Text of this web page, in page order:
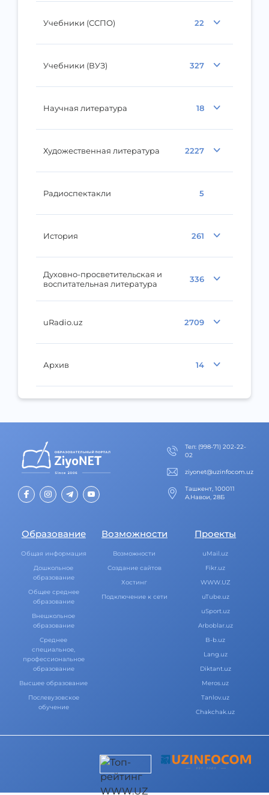
Учебники (ССПО) 22
Учебники (ВУЗ) 327
Научная литература 18
Художественная литература 2227
Радиоспектакли 5
История 261
Духовно-просветительская и
воспитательная литература
336
uRadio.uz 2709
Архив 14
Тел: (998-71) 202-22-
02
ziyonet@uzinfocom.uz
Ташкент, 100011
А.Навои, 28Б
Образование
Общая информация
Дошкольное
образование
Общее среднее
образование
Внешкольное
образование
Среднее
специальное,
профессиональное
образование
Высшее образование
Послевузовское
обучение
Возможности
Возможности
Создание сайтов
Хостинг
Подключение к сети
Проекты
uMail.uz
Fikr.uz
WWW.UZ
uTube.uz
uSport.uz
Arboblar.uz
B-b.uz
Lang.uz
Diktant.uz
Meros.uz
Tanlov.uz
Chakchak.uz